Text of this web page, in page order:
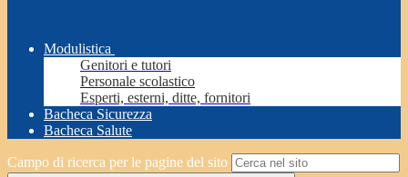
Modulistica
Genitori e tutori
Personale scolastico
Esperti, esterni, ditte, fornitori
Bacheca Sicurezza
Bacheca Salute
Campo di ricerca per le pagine del sito